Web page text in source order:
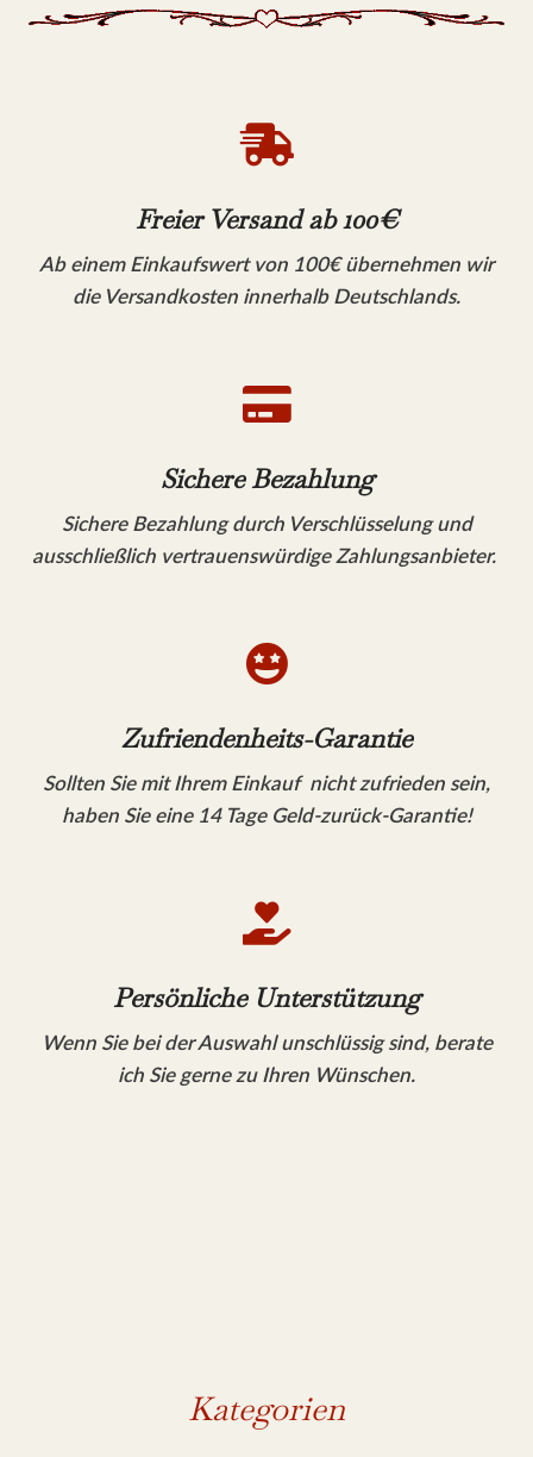

Freier Versand ab 100€
Ab einem Einkaufswert von 100€ übernehmen wir
die Versandkosten innerhalb Deutschlands.

Sichere Bezahlung
Sichere Bezahlung durch Verschlüsselung und
ausschließlich vertrauenswürdige Zahlungsanbieter.

Zufriendenheits-Garantie
Sollten Sie mit Ihrem Einkauf nicht zufrieden sein,
haben Sie eine 14 Tage Geld-zurück-Garantie!

Persönliche Unterstützung
Wenn Sie bei der Auswahl unschlüssig sind, berate
ich Sie gerne zu Ihren Wünschen.
Kategorien